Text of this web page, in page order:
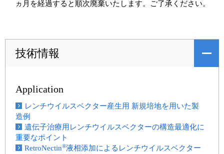
ヵ月を経過すると順次廃棄いたします。ご了承ください。
技術情報
Application
レンチウイルスベクター産生用 新規培地を用いた製
造例
遺伝子治療用レンチウイルスベクターの構造最適化に
重要なポイント
RetroNectin®液相添加によるレンチウイルスベクター